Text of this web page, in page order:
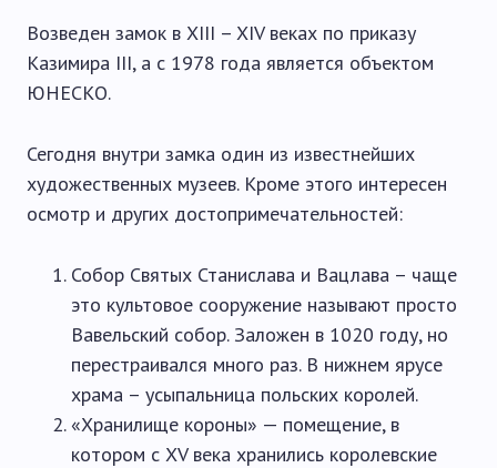
Возведен замок в XIII – XIV веках по приказу
Казимира III, а с 1978 года является объектом
ЮНЕСКО.
Сегодня внутри замка один из известнейших
художественных музеев. Кроме этого интересен
осмотр и других достопримечательностей:
Собор Святых Станислава и Вацлава – чаще
это культовое сооружение называют просто
Вавельский собор. Заложен в 1020 году, но
перестраивался много раз. В нижнем ярусе
храма – усыпальница польских королей.
«Хранилище короны» — помещение, в
котором с XV века хранились королевские